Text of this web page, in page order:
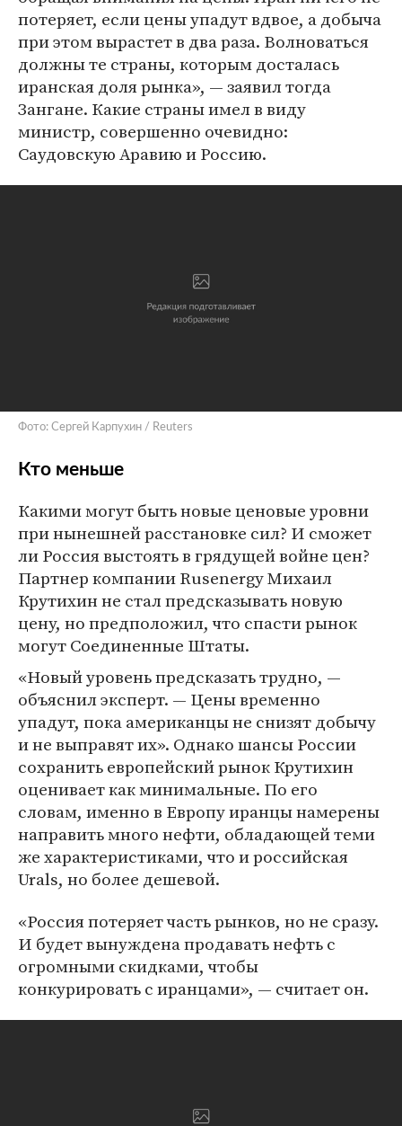
потеряет, если цены упадут вдвое, а добыча
при этом вырастет в два раза. Волноваться
должны те страны, которым досталась
иранская доля рынка», — заявил тогда
Зангане. Какие страны имел в виду
министр, совершенно очевидно:
Саудовскую Аравию и Россию.
Фото: Сергей Карпухин / Reuters
Кто меньше
Какими могут быть новые ценовые уровни
при нынешней расстановке сил? И сможет
ли Россия выстоять в грядущей войне цен?
Партнер компании Rusenergy Михаил
Крутихин не стал предсказывать новую
цену, но предположил, что спасти рынок
могут Соединенные Штаты.
«Новый уровень предсказать трудно, —
объяснил эксперт. — Цены временно
упадут, пока американцы не снизят добычу
и не выправят их». Однако шансы России
сохранить европейский рынок Крутихин
оценивает как минимальные. По его
словам, именно в Европу иранцы намерены
направить много нефти, обладающей теми
же характеристиками, что и российская
Urals, но более дешевой.
«Россия потеряет часть рынков, но не сразу.
И будет вынуждена продавать нефть с
огромными скидками, чтобы
конкурировать с иранцами», — считает он.